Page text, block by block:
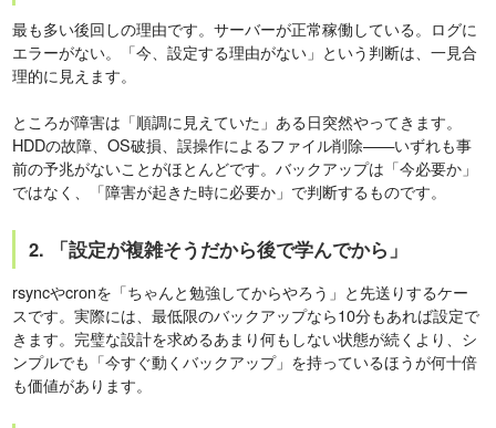
最も多い後回しの理由です。サーバーが正常稼働している。ログに
エラーがない。「今、設定する理由がない」という判断は、一見合
理的に見えます。
ところが障害は「順調に見えていた」ある日突然やってきます。
HDDの故障、OS破損、誤操作によるファイル削除——いずれも事
前の予兆がないことがほとんどです。バックアップは「今必要か」
ではなく、「障害が起きた時に必要か」で判断するものです。
2. 「設定が複雑そうだから後で学んでから」
rsyncやcronを「ちゃんと勉強してからやろう」と先送りするケー
スです。実際には、最低限のバックアップなら10分もあれば設定で
きます。完璧な設計を求めるあまり何もしない状態が続くより、シ
ンプルでも「今すぐ動くバックアップ」を持っているほうが何十倍
も価値があります。